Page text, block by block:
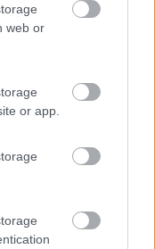
web or
or app.
Aquila Bianca